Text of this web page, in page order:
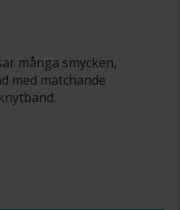
många smycken,
med matchande